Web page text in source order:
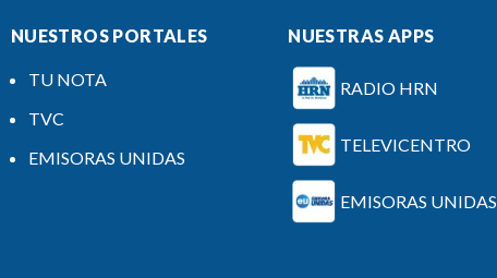
NUESTROS PORTALES
TU NOTA
TVC
EMISORAS UNIDAS
NUESTRAS APPS
RADIO HRN
TELEVICENTRO
EMISORAS UNIDAS